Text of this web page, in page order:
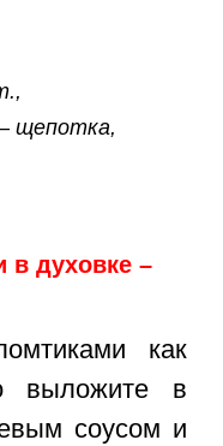
щепотка,
в духовке –
как
выложите в
соусом и